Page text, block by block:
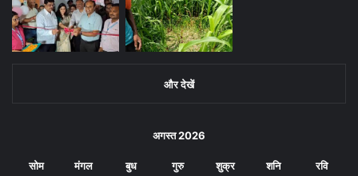
और देखें
अगस्त 2026
सोम मंगल बुध गुरु शुक्र शनि रवि